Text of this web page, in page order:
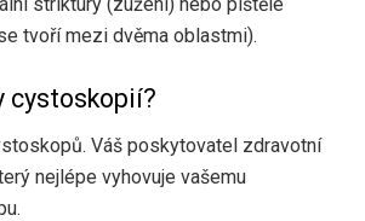
tvoří mezi dvěma oblastmi).
cystoskopií?
Váš poskytovatel zdravotní
nejlépe vyhovuje vašemu